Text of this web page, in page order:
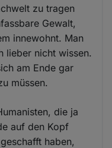
zu tragen
Gewalt,
innewohnt. Man
lieber nicht wissen.
am Ende gar
müssen.
die ja
auf den Kopf
haben,